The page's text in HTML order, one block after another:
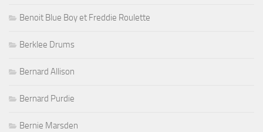
Benoit Blue Boy et Freddie Roulette
Berklee Drums
Bernard Allison
Bernard Purdie
Bernie Marsden